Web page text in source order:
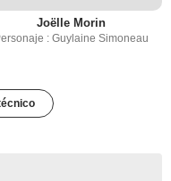
Joëlle Morin
: Guylaine Simoneau